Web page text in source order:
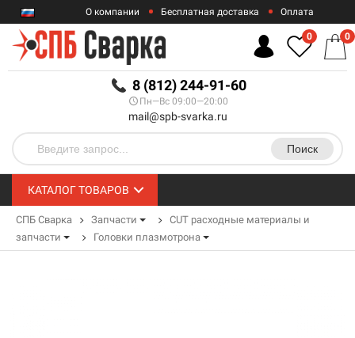
RUB
О компании Бесплатная доставка Оплата
Гарантии
8 (812) 244-91-60
Пн—Вс 09:00—20:00
mail@spb-svarka.ru
Поиск
0 0
КАТАЛОГ ТОВАРОВ
СПБ Сварка Запчасти
CUT расходные материалы и
запчасти
Головки плазмотрона